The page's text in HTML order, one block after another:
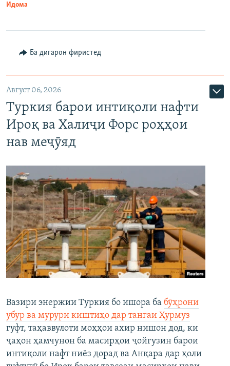
Идома
Ба дигарон фиристед
Август 06, 2026
Туркия барои интиқоли нафти
Ироқ ва Халиҷи Форс роҳҳои
нав меҷӯяд
Вазири энержии Туркия бо ишора ба бӯҳрони
убур ва мурури киштиҳо дар тангаи Ҳурмуз
гуфт, таҳаввулоти моҳҳои ахир нишон дод, ки
ҷаҳон ҳамчунон ба масирҳои ҷойгузин барои
интиқоли нафт ниёз дорад ва Анқара дар ҳоли